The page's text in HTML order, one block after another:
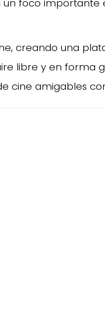
foco importante
creando una
libre y en forma
cine amigables